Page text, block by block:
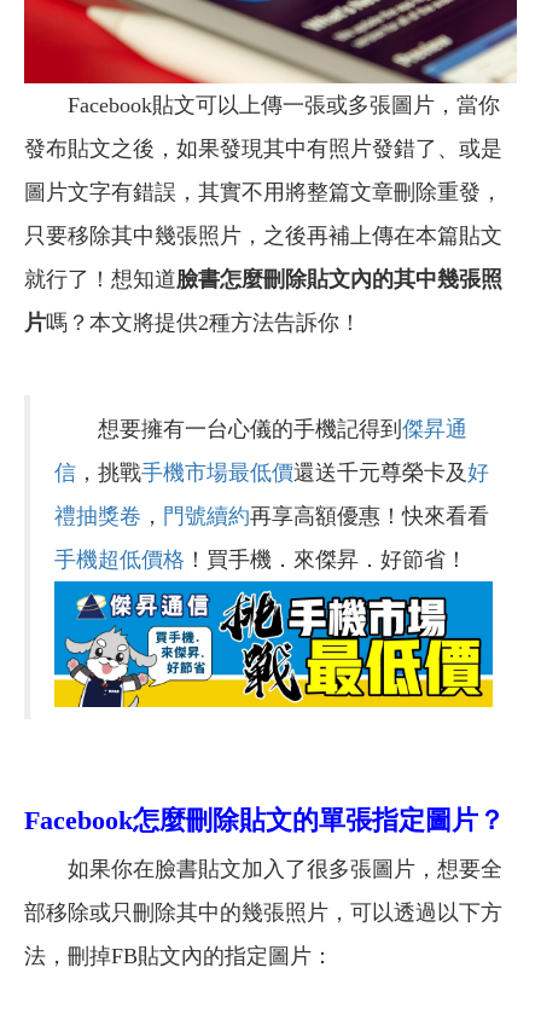
Facebook貼文可以上傳一張或多張圖片，當你
發布貼文之後，如果發現其中有照片發錯了、或是
圖片文字有錯誤，其實不用將整篇文章刪除重發，
只要移除其中幾張照片，之後再補上傳在本篇貼文
就行了！想知道臉書怎麼刪除貼文內的其中幾張照
片嗎？本文將提供2種方法告訴你！
想要擁有一台心儀的手機記得到 傑昇通
信 ，挑戰手機市場最低價還送千元尊榮卡及好
禮抽獎卷 ， 門號續約再享高額優惠！快來看看
手機超低價格 ！買手機．來傑昇．好節省！
Facebook怎麼刪除貼文的單張指定圖片 ？
如果你在臉書貼文加入了很多張圖片，想要全
部移除或只刪除其中的幾張照片，可以透過以下方
法，刪掉FB貼文內的指定圖片：